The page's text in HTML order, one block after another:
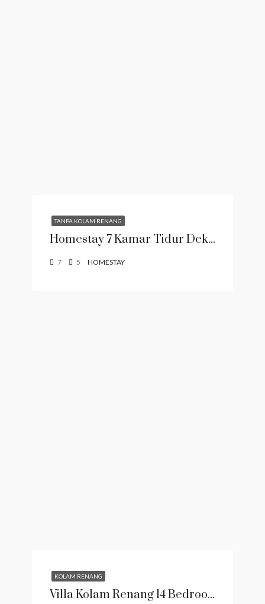
TANPA KOLAM RENANG
Homestay 7 Kamar Tidur Dekat BNS Batu
7 5 HOMESTAY
KOLAM RENANG
Villa Kolam Renang 14 Bedroom